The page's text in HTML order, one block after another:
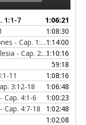
1:1-7
1:06:21
1:08:30
24 al 2:1-4
1:14:00
- Cap. 2:3-11 1:10:16
59:18
11
1:08:16
3:12-18
1:06:48
Cap. 4:1-6
1:00:23
Cap. 4:7-18
1:02:48
1:02:08